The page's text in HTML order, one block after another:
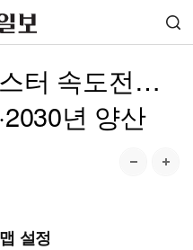
터 속도전…
년 양산
설정